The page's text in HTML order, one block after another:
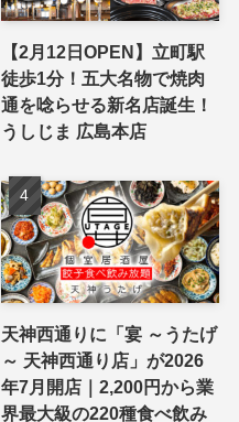
【2月12日OPEN】立町駅
徒歩1分！五大名物で焼肉
通を唸らせる新名店誕生！
うしじま 広島本店
天神西通りに「宴 ～うたげ
～ 天神西通り店」が2026
年7月開店｜2,200円から業
界最大級の220種食べ飲み